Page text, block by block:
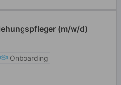
(m/w/d)
Onboarding